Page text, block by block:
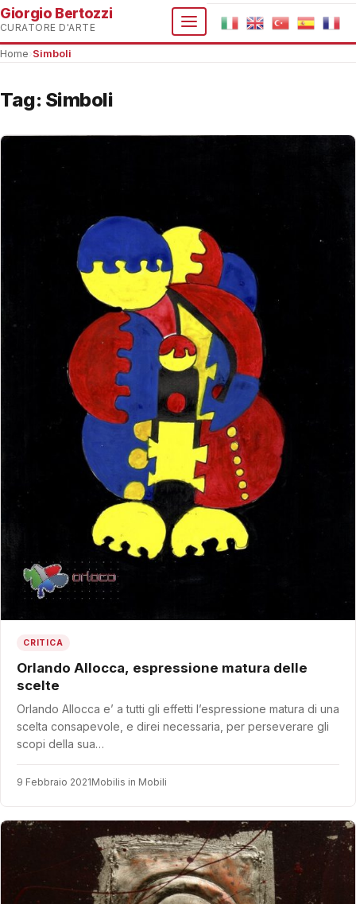
Giorgio Bertozzi
CURATORE D'ARTE
Home Simboli
Tag: Simboli
CRITICA
Orlando Allocca, espressione matura delle
scelte
Orlando Allocca e’ a tutti gli effetti l’espressione matura di una
scelta consapevole, e direi necessaria, per perseverare gli
scopi della sua…
9 Febbraio 2021Mobilis in Mobili